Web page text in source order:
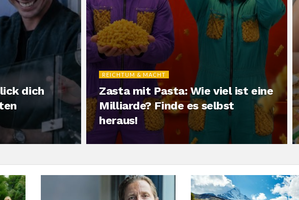
dich
REICHTUM & MACHT
Zasta mit Pasta: Wie viel ist eine
Milliarde? Finde es selbst
heraus!